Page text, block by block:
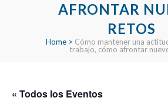
AFRONTAR
RETOS
Home > Cómo mantener una
trabajo, cómo afrontar
« Todos los Eventos